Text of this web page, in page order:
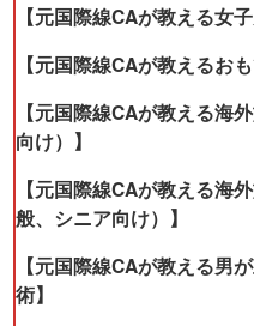
【元国際線CAが教える女
【元国際線CAが教えるお
【元国際線CAが教える海
向け）】
【元国際線CAが教える海
般、シニア向け）】
【元国際線CAが教える男
術】